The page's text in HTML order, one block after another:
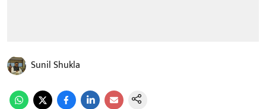
Sunil Shukla